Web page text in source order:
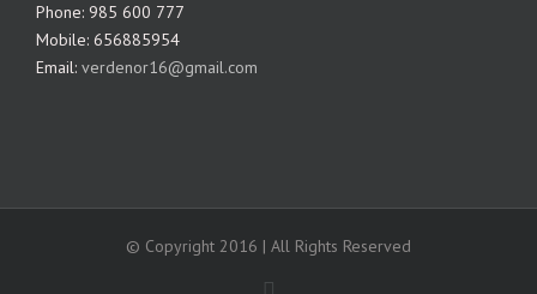
Phone: 985 600 777
Mobile: 656885954
Email: verdenor16@gmail.com
© Copyright 2016 | All Rights Reserved